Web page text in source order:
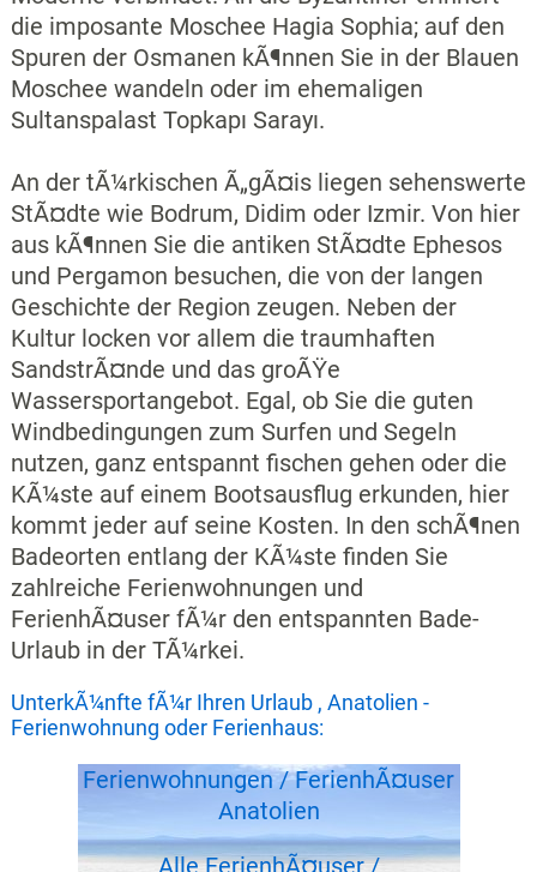
die imposante Moschee Hagia Sophia; auf den
Spuren der Osmanen kÃ¶nnen Sie in der Blauen
Moschee wandeln oder im ehemaligen
Sultanspalast Topkapı Sarayı.
An der tÃ¼rkischen Ã„gÃ¤is liegen sehenswerte
StÃ¤dte wie Bodrum, Didim oder Izmir. Von hier
aus kÃ¶nnen Sie die antiken StÃ¤dte Ephesos
und Pergamon besuchen, die von der langen
Geschichte der Region zeugen. Neben der
Kultur locken vor allem die traumhaften
SandstrÃ¤nde und das groÃŸe
Wassersportangebot. Egal, ob Sie die guten
Windbedingungen zum Surfen und Segeln
nutzen, ganz entspannt fischen gehen oder die
KÃ¼ste auf einem Bootsausflug erkunden, hier
kommt jeder auf seine Kosten. In den schÃ¶nen
Badeorten entlang der KÃ¼ste finden Sie
zahlreiche Ferienwohnungen und
FerienhÃ¤user fÃ¼r den entspannten Bade-
Urlaub in der TÃ¼rkei.
UnterkÃ¼nfte fÃ¼r Ihren Urlaub , Anatolien -
Ferienwohnung oder Ferienhaus:
Ferienwohnungen / FerienhÃ¤user
Anatolien